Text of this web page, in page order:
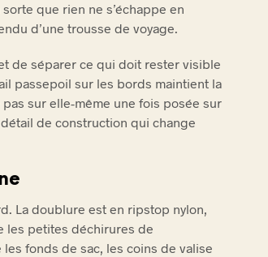
que rien ne s’échappe en
d’une trousse de voyage.
de séparer ce qui doit rester visible
passepoil sur les bords maintient la
sur elle-même une fois posée sur
de construction qui change
La doublure est en ripstop nylon,
les petites déchirures de
fonds de sac, les coins de valise